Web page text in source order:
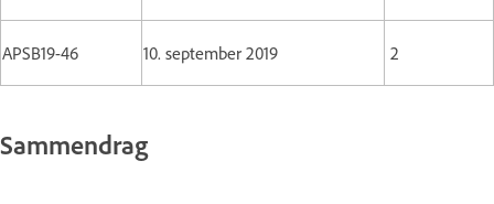
APSB19-46 10. september 2019 2
Sammendrag